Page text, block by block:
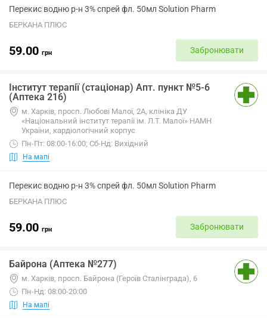
Перекис водню р-н 3% спрей фл. 50мл Solution Pharm
БЕРКАНА ПЛЮС
59.00 грн Забронювати
Інститут терапії (стаціонар) Апт. пункт №5-6
(Аптека 216)
м. Харків, просп. Любові Малої, 2А, клініка ДУ
«Національний інститут терапії ім. Л.Т. Малої» НАМН
України, кардіологічний корпус
Пн-Пт: 08:00-16:00; Сб-Нд: Вихідний
На мапі
Перекис водню р-н 3% спрей фл. 50мл Solution Pharm
БЕРКАНА ПЛЮС
59.00 грн Забронювати
Байрона (Аптека №277)
м. Харків, просп. Байрона (Героїв Сталінграда), 6
Пн-Нд: 08:00-20:00
На мапі